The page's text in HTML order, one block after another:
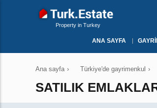
Property in Turkey
ANA SAYFA
Ana sayfa › Türkiye'de gayrimenkul ›
SATILIK